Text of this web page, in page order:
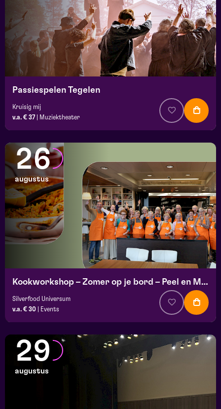
Passiespelen Tegelen
Kruisig mij
v.a. € 37
Muziektheater
26
augustus
Kookworkshop – Zomer op je bord – Peel en Maas
Silverfood Universum
v.a. € 30
Events
29
augustus